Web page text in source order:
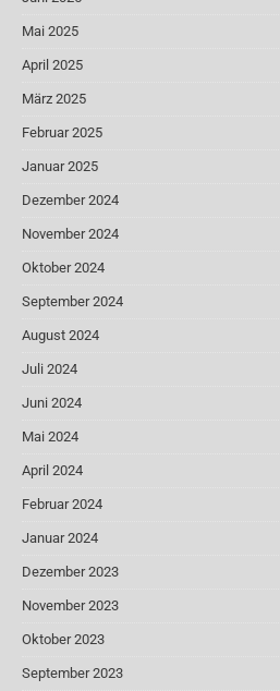
Mai 2025
April 2025
März 2025
Februar 2025
Januar 2025
Dezember 2024
November 2024
Oktober 2024
September 2024
August 2024
Juli 2024
Juni 2024
Mai 2024
April 2024
Februar 2024
Januar 2024
Dezember 2023
November 2023
Oktober 2023
September 2023